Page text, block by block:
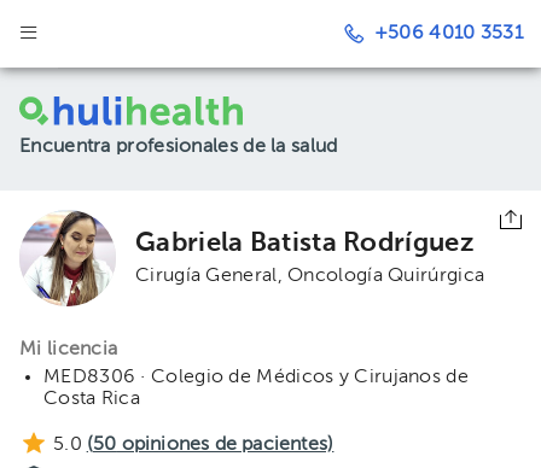
+506 4010 3531
Encuentra profesionales de la salud
Gabriela Batista Rodríguez
Cirugía General Oncología Quirúrgica
Mi licencia
MED8306 · Colegio de Médicos y Cirujanos de
Costa Rica
5.0 (50 opiniones de pacientes)